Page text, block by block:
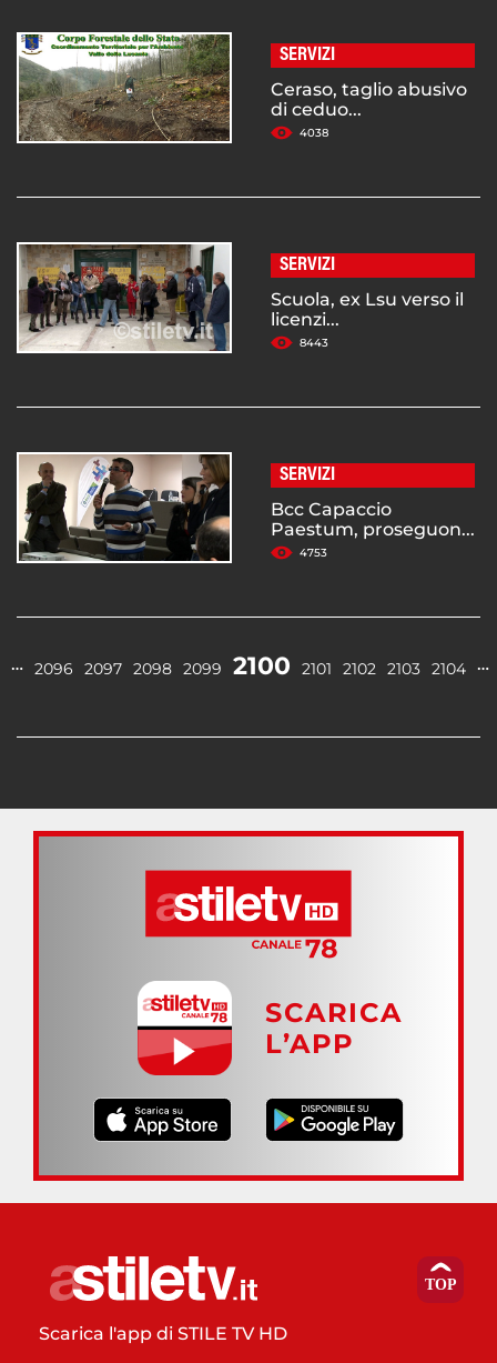
SERVIZI
Ceraso, taglio abusivo
di ceduo...
4038
SERVIZI
Scuola, ex Lsu verso il
licenzi...
8443
SERVIZI
Bcc Capaccio
Paestum, proseguon...
4753
… 2096 2097 2098 2099 2100 2101 2102 2103 2104 …
SCARICA
L’APP
Scarica l'app di STILE TV HD